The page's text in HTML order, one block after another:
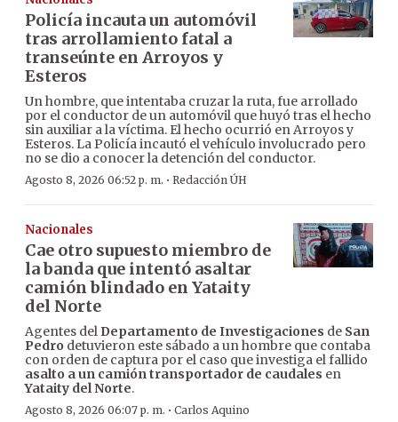
Policía incauta un automóvil
tras arrollamiento fatal a
transeúnte en Arroyos y
Esteros
Un hombre, que intentaba cruzar la ruta, fue arrollado
por el conductor de un automóvil que huyó tras el hecho
sin auxiliar a la víctima. El hecho ocurrió en Arroyos y
Esteros. La Policía incautó el vehículo involucrado pero
no se dio a conocer la detención del conductor.
Agosto 8, 2026 06:52 p. m. · Redacción ÚH
Nacionales
Cae otro supuesto miembro de
la banda que intentó asaltar
camión blindado en Yataity
del Norte
Agentes del Departamento de Investigaciones de San
Pedro detuvieron este sábado a un hombre que contaba
con orden de captura por el caso que investiga el fallido
asalto a un camión transportador de caudales en
Yataity del Norte.
Agosto 8, 2026 06:07 p. m. · Carlos Aquino